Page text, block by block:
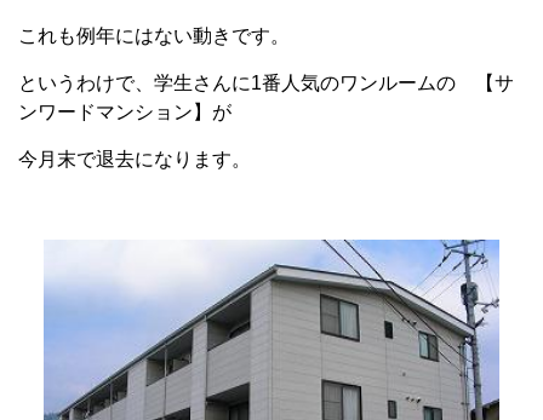
これも例年にはない動きです。
というわけで、学生さんに1番人気のワンルームの 【サ
ンワードマンション】が
今月末で退去になります。